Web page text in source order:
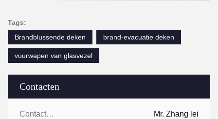
Contacten
Contacten: Mr. Zhang lei
Tags:
Brandblussende deken
brand-evacuatie deken
vuurwapen van glasvezel